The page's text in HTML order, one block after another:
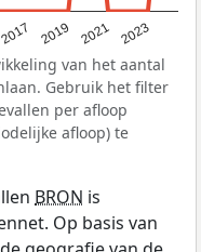
2017 2019 2021 2023
van het aantal
Gebruik het filter
per afloop
afloop) te
BRON is
Op basis van